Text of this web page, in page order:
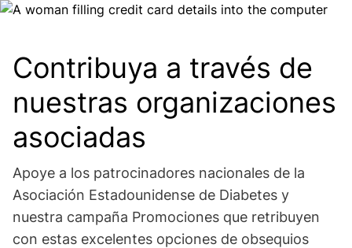
Contribuya a través de
nuestras organizaciones
asociadas
Apoye a los patrocinadores nacionales de la
Asociación Estadounidense de Diabetes y
nuestra campaña Promociones que retribuyen
con estas excelentes opciones de obsequios
Image